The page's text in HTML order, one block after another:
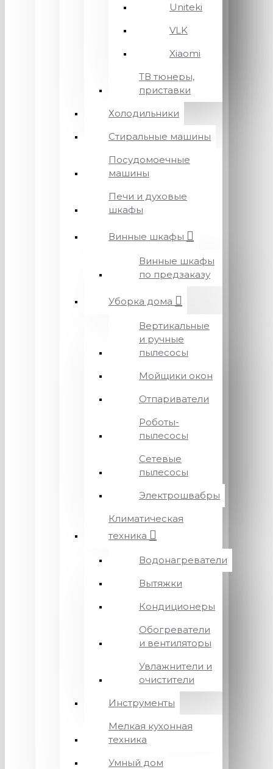
Uniteki
VLK
Xiaomi
ТВ тюнеры,
приставки
Холодильники
Стиральные машины
Посудомоечные
машины
Печи и духовые
шкафы
Винные шкафы
Винные шкафы
по предзаказу
Уборка дома
Вертикальные
и ручные
пылесосы
Мойщики окон
Отпариватели
Роботы-
пылесосы
Сетевые
пылесосы
Электрошвабры
Климатическая
техника
Водонагреватели
Вытяжки
Кондиционеры
Обогреватели
и вентиляторы
Увлажнители и
очистители
Инструменты
Мелкая кухонная
техника
Умный дом